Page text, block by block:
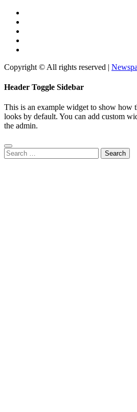
Copyright © All rights reserved |
Header Toggle Sidebar
This is an example widget to show how
looks by default. You can add custom
the admin.
Search
for: